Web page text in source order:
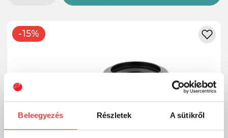
Beleegyezés Részletek A sütikről
-15%